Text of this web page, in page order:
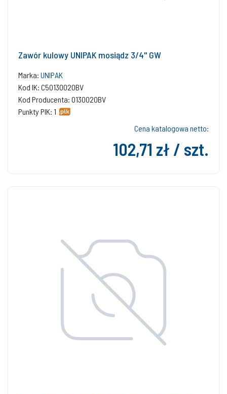
Zawór kulowy UNIPAK mosiądz 3/4'' GW
Marka: UNIPAK
Kod IK: C50130020BV
Kod Producenta: 0130020BV
Punkty PIK: 1
Cena katalogowa netto:
102,71 zł / szt.